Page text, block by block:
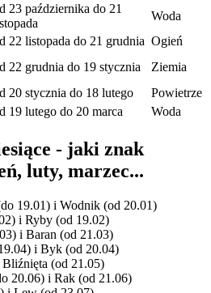
23 października do 21
Woda
22 listopada do 21 grudnia Ogień
22 grudnia do 19 stycznia
Ziemia
20 stycznia do 18 lutego
Powietrze
19 lutego do 20 marca Woda
- jaki znak
luty, marzec...
19.01) i Wodnik (od 20.01)
i Ryby (od 19.02)
i Baran (od 21.03)
i Byk (od 20.04)
(od 21.05)
20.06) i Rak (od 21.06)